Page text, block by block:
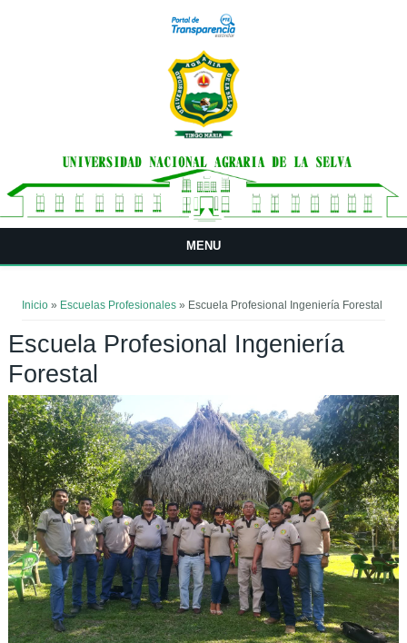
MENU
Inicio » Escuelas Profesionales » Escuela Profesional Ingeniería Forestal
Escuela Profesional Ingeniería
Forestal